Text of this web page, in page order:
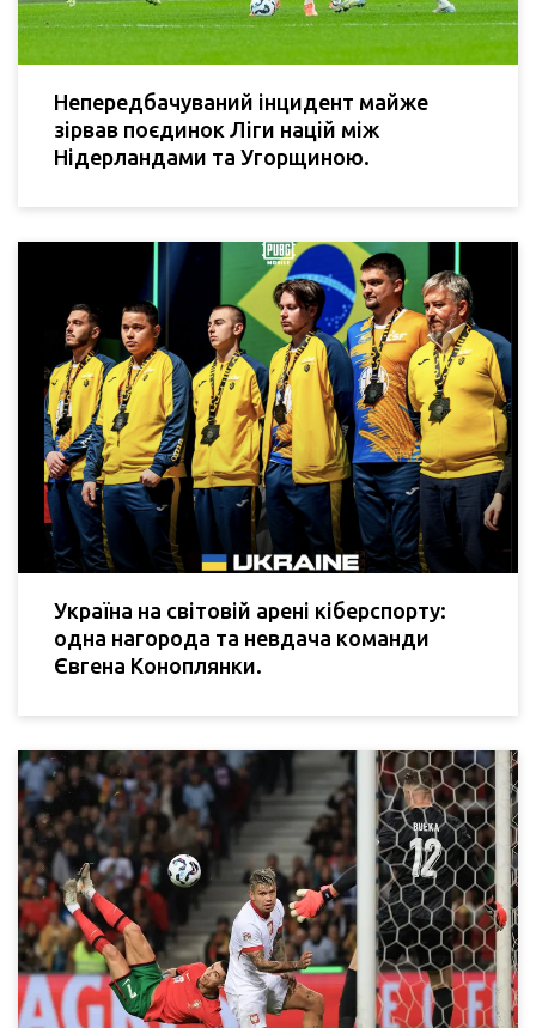
Непередбачуваний інцидент майже
зірвав поєдинок Ліги націй між
Нідерландами та Угорщиною.
Україна на світовій арені кіберспорту:
одна нагорода та невдача команди
Євгена Коноплянки.